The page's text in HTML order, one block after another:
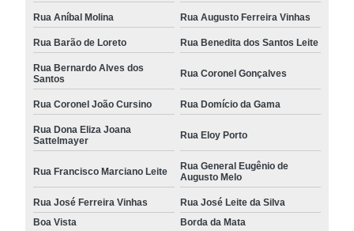
Rua Aníbal Molina Rua Augusto Ferreira Vinhas
Rua Barão de Loreto Rua Benedita dos Santos Leite
Rua Bernardo Alves dos
Santos
Rua Coronel Gonçalves
Rua Coronel João Cursino Rua Domício da Gama
Rua Dona Eliza Joana
Sattelmayer
Rua Eloy Porto
Rua Francisco Marciano Leite
Rua General Eugênio de
Augusto Melo
Rua José Ferreira Vinhas
Rua José Leite da Silva
Boa Vista
Borda da Mata